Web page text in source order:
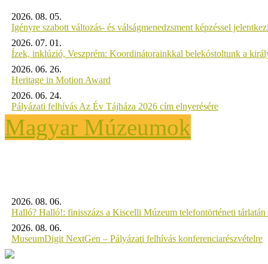
2026. 08. 05.
Igényre szabott változás- és válságmenedzsment képzéssel
2026. 07. 01.
Ízek, inklúzió, Veszprém: Koordinátorainkkal belekóstoltunk a
2026. 06. 26.
Heritage in Motion Award
2026. 06. 24.
Pályázati felhívás Az Év Tájháza 2026 cím elnyerésére
Magyar Múzeumok
2026. 08. 06.
Halló? Halló!: finisszázs a Kiscelli Múzeum telefontörténeti tárlatán
2026. 08. 06.
MuseumDigit NextGen – Pályázati felhívás konferenciarészvételre